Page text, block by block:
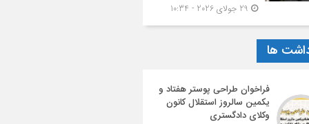
ها
فراخوان طراحی پوستر هفتاد و
یکمین سالروز استقلال کانون
وکلای دادگستری